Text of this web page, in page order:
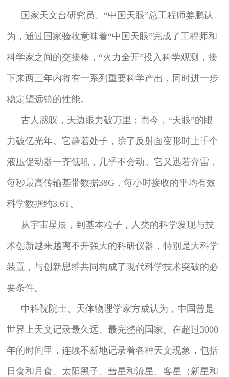
国家天文台研究员、“中国天眼”总工程师姜鹏认
为，通过国家验收意味着“中国天眼”完成了工程师和
科学家之间的交接棒，“火力全开”投入科学观测，接
下来两三年内将有一系列重要科学产出，同时进一步
稳定望远镜的性能。
古人感叹，天边眼力破万里；而今，“天眼”的眼
力破亿光年。它静若处子，除了反射面变形时上千个
液压促动器一齐低吼，几乎不会动。它又迅若奔雷，
每秒最高传输基带数据38G，每小时接收的平均有效
科学数据约3.6T。
从宇宙星辰，到基本粒子，人类的科学发现与技
术创新越来越离不开强大的科研仪器，特别是大科学
装置，与创新思维共同构成了现代科学技术突破的必
要条件。
中科院院士、天体物理学家方成认为，中国曾是
世界上天文记录最久远、最完整的国家。在超过3000
年的时间里，连续不断地记录着各种天文现象，包括
日食和月食、太阳黑子、彗星和流星、客星（新星和